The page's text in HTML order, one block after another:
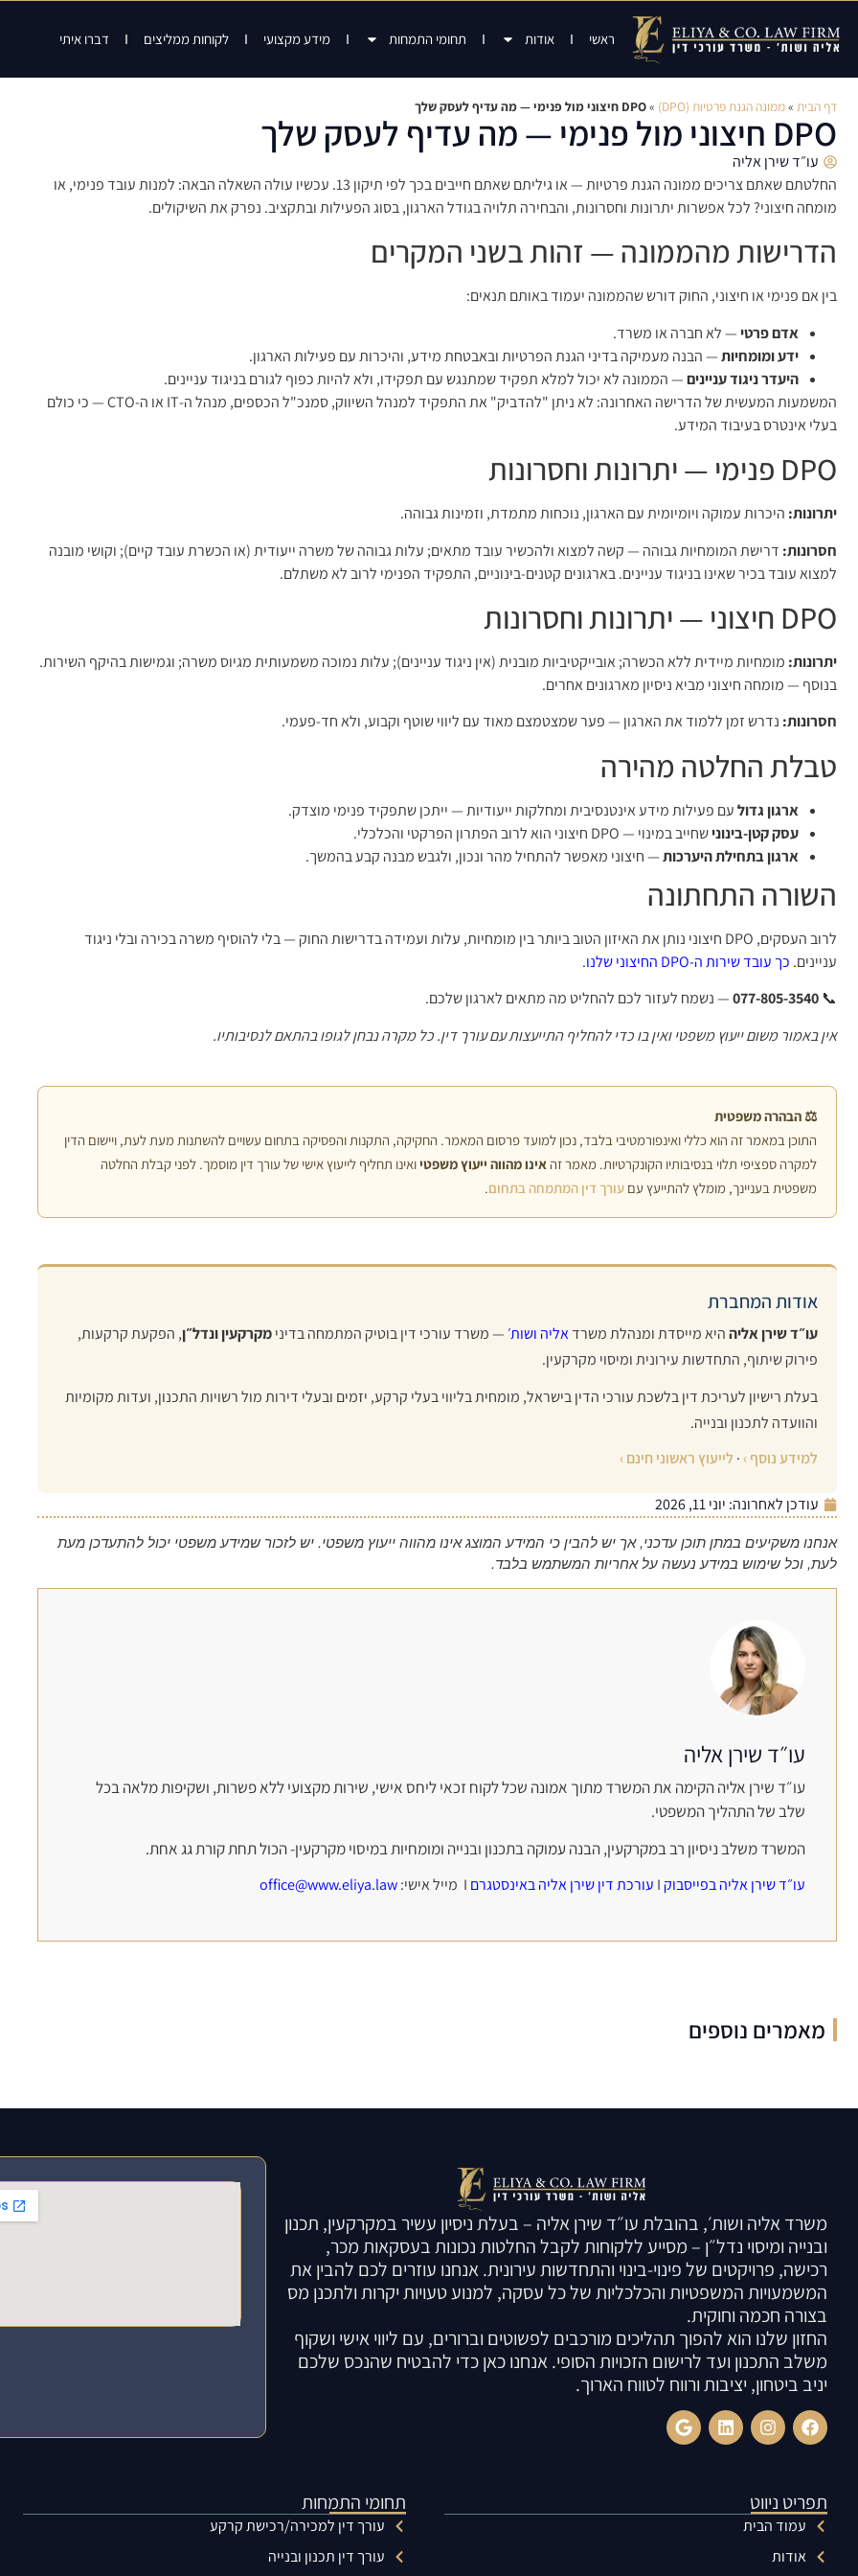
ראשי אודות תחומי התמחות מידע מקצועי לקוחות ממליצים דברו איתי
דין שירן היה מעבר למצופה
תשובות עניניות , מפורטות , למרות היום
והשעה
יום ו' שעה 15.00
מהרגע שפניתי אליה, היא הייתה קשובה,
סבלנית והצליחה להפיג לי את כל
בכל שלב, והיא תמיד הייתה זמינה
מקצועי ואישי ברמה הגבוהה
הייתה סבלנית, זמינה לכל
ומרגיעה. בזכותה הרגשתי שאני
דף הבית »ממונה הגנת פרטיות (DPO) »DPO חיצוני מול פנימי — מה עדיף לעסק שלך
DPO חיצוני מול פנימי — מה עדיף לעסק שלך
עו״ד שירן אליה
החלטתם שאתם צריכים ממונה הגנת פרטיות — או גיליתם שאתם חייבים בכך לפי תיקון 13. עכשיו עולה השאלה הבאה: למנות עובד פנימי, או
מומחה חיצוני? לכל אפשרות יתרונות וחסרונות, והבחירה תלויה בגודל הארגון, בסוג הפעילות ובתקציב. נפרק את השיקולים.
הדרישות מהממונה — זהות בשני המקרים
בין אם פנימי או חיצוני, החוק דורש שהממונה יעמוד באותם תנאים:
אדם פרטי— לא חברה או משרד.
ידע ומומחיות— הבנה מעמיקה בדיני הגנת הפרטיות ובאבטחת מידע, והיכרות עם פעילות הארגון.
היעדר ניגוד עניינים— הממונה לא יכול למלא תפקיד שמתנגש עם תפקידו, ולא להיות כפוף לגורם בניגוד עניינים.
המשמעות המעשית של הדרישה האחרונה: לא ניתן "להדביק" את התפקיד למנהל השיווק, סמנכ"ל הכספים, מנהל ה-IT או ה-CTO — כי כולם
בעלי אינטרס בעיבוד המידע.
DPO פנימי — יתרונות וחסרונות
יתרונות: היכרות עמוקה ויומיומית עם הארגון, נוכחות מתמדת, וזמינות גבוהה.
חסרונות: דרישת המומחיות גבוהה — קשה למצוא ולהכשיר עובד מתאים; עלות גבוהה של משרה ייעודית (או הכשרת עובד קיים); וקושי מובנה
למצוא עובד בכיר שאינו בניגוד עניינים. בארגונים קטנים-בינוניים, התפקיד הפנימי לרוב לא משתלם.
DPO חיצוני — יתרונות וחסרונות
יתרונות: מומחיות מיידית ללא הכשרה; אובייקטיביות מובנית (אין ניגוד עניינים); עלות נמוכה משמעותית מגיוס משרה; וגמישות בהיקף השירות.
בנוסף — מומחה חיצוני מביא ניסיון מארגונים אחרים.
חסרונות: נדרש זמן ללמוד את הארגון — פער שמצטמצם מאוד עם ליווי שוטף וקבוע, ולא חד-פעמי.
טבלת החלטה מהירה
ארגון גדולעם פעילות מידע אינטנסיבית ומחלקות ייעודיות — ייתכן שתפקיד פנימי מוצדק.
עסק קטן-בינונישחייב במינוי — DPO חיצוני הוא לרוב הפתרון הפרקטי והכלכלי.
ארגון בתחילת היערכות— חיצוני מאפשר להתחיל מהר ונכון, ולגבש מבנה קבע בהמשך.
השורה התחתונה
לרוב העסקים, DPO חיצוני נותן את האיזון הטוב ביותר בין מומחיות, עלות ועמידה בדרישות החוק — בלי להוסיף משרה בכירה ובלי ניגוד
עניינים. כך עובד שירות ה-DPO החיצוני שלנו
.
📞
077-805-3540— נשמח לעזור לכם להחליט מה מתאים לארגון שלכם.
אין באמור משום ייעוץ משפטי ואין בו כדי להחליף התייעצות עם עורך דין. כל מקרה נבחן לגופו בהתאם לנסיבותיו.
⚖️ הבהרה משפטית
התוכן במאמר זה הוא כללי ואינפורמטיבי בלבד, נכון למועד פרסום המאמר. החקיקה, התקנות והפסיקה בתחום עשויים להשתנות מעת לעת, ויישום הדין
למקרה ספציפי תלוי בנסיבותיו הקונקרטיות. מאמר זהאינו מהווה ייעוץ משפטיואינו תחליף לייעוץ אישי של עורך דין מוסמך. לפני קבלת החלטה
משפטית בעניינך, מומלץ להתייעץ עםעורך דין המתמחה בתחום.
אודות המחברת
עו״ד שירן אליההיא מייסדת ומנהלת משרדאליה ושות׳ — משרד עורכי דין בוטיק המתמחה בדינימקרקעין ונדל״ן, הפקעת קרקעות,
פירוק שיתוף, התחדשות עירונית ומיסוי מקרקעין.
בעלת רישיון לעריכת דין בלשכת עורכי הדין בישראל, מומחית בליווי בעלי קרקע, יזמים ובעלי דירות מול רשויות התכנון, ועדות מקומיות
והוועדה לתכנון ובנייה.
למידע נוסף ›· לייעוץ ראשוני חינם ›
עודכן לאחרונה: יוני 11, 2026
אנחנו משקיעים במתן תוכן עדכני, אך יש להבין כי המידע המוצג אינו מהווה ייעוץ משפטי. יש לזכור שמידע משפטי יכול להתעדכן מעת
לעת, וכל שימוש במידע נעשה על אחריות המשתמש בלבד.
עו״ד שירן אליה
עו״ד שירן אליה הקימה את המשרד מתוך אמונה שכל לקוח זכאי ליחס אישי, שירות מקצועי ללא פשרות, ושקיפות מלאה בכל
שלב של התהליך המשפטי.
המשרד משלב ניסיון רב במקרקעין, הבנה עמוקה בתכנון ובנייה ומומחיות במיסוי מקרקעין- הכול תחת קורת גג אחת.
עו״ד שירן אליה בפייסבוק עורכת דין שירן אליה באינסטגרם office@www.eliya.law
מאמרים נוספים
משרד אליה ושות׳, בהובלת עו״ד שירן אליה – בעלת ניסיון עשיר במקרקעין, תכנון
ובנייה ומיסוי נדל״ן – מסייע ללקוחות לקבל החלטות נכונות בעסקאות מכר,
רכישה, פרויקטים של פינוי-בינוי והתחדשות עירונית. אנחנו עוזרים לכם להבין את
המשמעויות המשפטיות והכלכליות של כל עסקה, למנוע טעויות יקרות ולתכנן מס
בצורה חכמה וחוקית.
החזון שלנו הוא להפוך תהליכים מורכבים לפשוטים וברורים, עם ליווי אישי ושקוף
משלב התכנון ועד לרישום הזכויות הסופי. אנחנו כאן כדי להבטיח שהנכס שלכם
יניב ביטחון, יציבות ורווח לטווח הארוך.
תפריט ניווט
עמוד הבית
אודות
תחומי התמחות
עורך דין למכירה/רכישת קרקע
עורך דין תכנון ובנייה